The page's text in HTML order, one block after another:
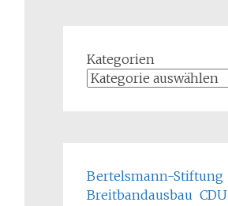
Kategorien
Bertelsmann-Stiftung
Breitbandausbau CDU